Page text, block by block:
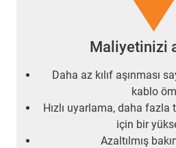
Maliyetinizi
Daha az kılıf aşınması
kablo
Hızlı uyarlama, daha
için bir
Azaltılmış